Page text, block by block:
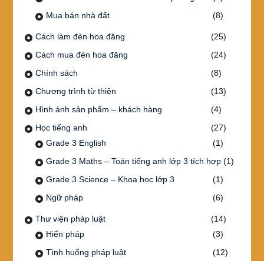
Mua bán nhà đất
(8)
Cách làm đèn hoa đăng
(25)
Cách mua đèn hoa đăng
(24)
Chính sách
(8)
Chương trình từ thiện
(13)
Hình ảnh sản phẩm – khách hàng
(4)
Học tiếng anh
(27)
Grade 3 English
(1)
Grade 3 Maths – Toán tiếng anh lớp 3 tích hợp(1)
Grade 3 Science – Khoa học lớp 3
(1)
Ngữ pháp
(6)
Thư viện pháp luật
(14)
Hiến pháp
(3)
Tình huống pháp luật
(12)